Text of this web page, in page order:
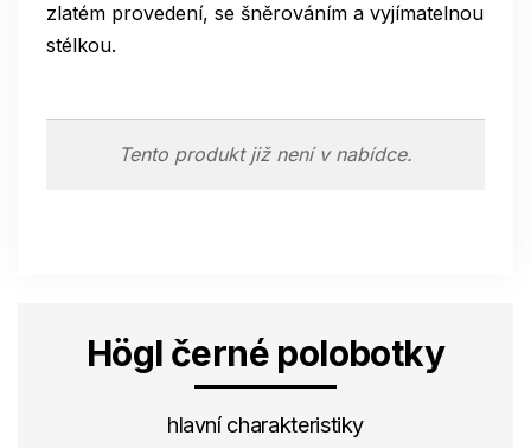
zlatém provedení, se šněrováním a vyjímatelnou
stélkou.
Tento produkt již není v nabídce.
Högl černé polobotky
hlavní charakteristiky